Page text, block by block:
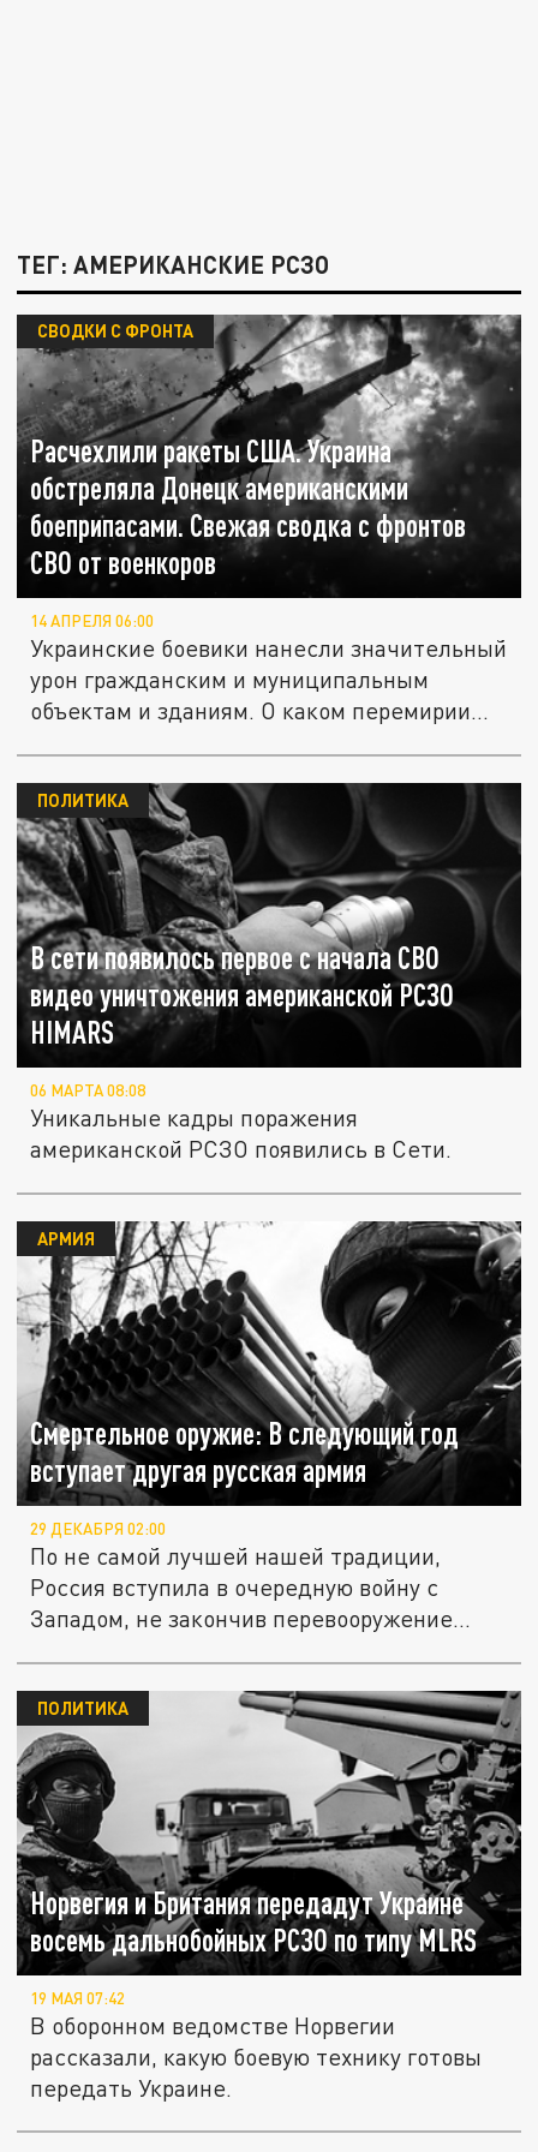
ТЕГ: АМЕРИКАНСКИЕ РСЗО
Расчехлили ракеты США. Украина
обстреляла Донецк американскими
боеприпасами. Свежая сводка с фронтов
СВО от военкоров
СВОДКИ С ФРОНТА
14 АПРЕЛЯ 06:00
Украинские боевики нанесли значительный
урон гражданским и муниципальным
объектам и зданиям. О каком перемирии...
В сети появилось первое с начала СВО
видео уничтожения американской РСЗО
HIMARS
ПОЛИТИКА
06 МАРТА 08:08
Уникальные кадры поражения
американской РСЗО появились в Сети.
Смертельное оружие: В следующий год
вступает другая русская армия
АРМИЯ
29 ДЕКАБРЯ 02:00
По не самой лучшей нашей традиции,
Россия вступила в очередную войну с
Западом, не закончив перевооружение...
Норвегия и Британия передадут Украине
восемь дальнобойных РСЗО по типу MLRS
ПОЛИТИКА
19 МАЯ 07:42
В оборонном ведомстве Норвегии
рассказали, какую боевую технику готовы
передать Украине.